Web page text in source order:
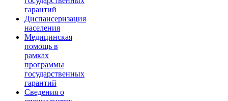
гарантий
Диспансеризация
населения
Медицинская
помощь в
рамках
программы
государственных
гарантий
Сведения о